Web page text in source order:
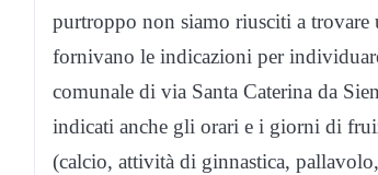
purtroppo non siamo riusciti a
fornivano le indicazioni per
comunale di via Santa Caterina da
indicati anche gli orari e i giorni di
(calcio, attività di ginnastica,